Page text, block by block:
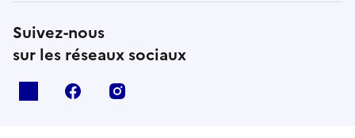
Suivez-nous
sur les réseaux sociaux
facebook